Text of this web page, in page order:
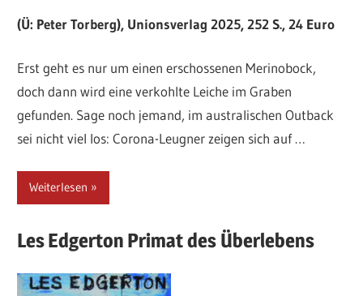
(Ü: Peter Torberg), Unionsverlag 2025, 252 S., 24 Euro
Erst geht es nur um einen erschossenen Merinobock,
doch dann wird eine verkohlte Leiche im Graben
gefunden. Sage noch jemand, im australischen Outback
sei nicht viel los: Corona-Leugner zeigen sich auf …
Weiterlesen
LesEdgerton Primat des Überlebens